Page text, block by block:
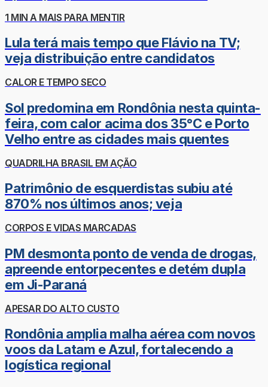
1 MIN A MAIS PARA MENTIR
Lula terá mais tempo que Flávio na TV;
veja distribuição entre candidatos
CALOR E TEMPO SECO
Sol predomina em Rondônia nesta quinta-
feira, com calor acima dos 35°C e Porto
Velho entre as cidades mais quentes
QUADRILHA BRASIL EM AÇÃO
Patrimônio de esquerdistas subiu até
870% nos últimos anos; veja
CORPOS E VIDAS MARCADAS
PM desmonta ponto de venda de drogas,
apreende entorpecentes e detém dupla
em Ji-Paraná
APESAR DO ALTO CUSTO
Rondônia amplia malha aérea com novos
voos da Latam e Azul, fortalecendo a
logística regional